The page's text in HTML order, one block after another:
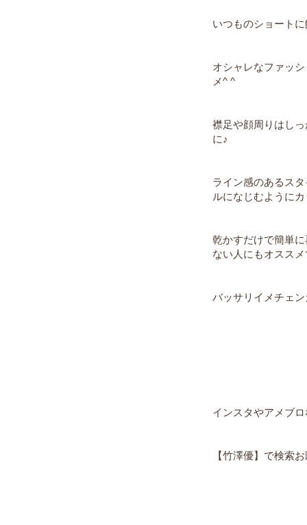
いつものショート
オシャレなファッ
メ^ ^
襟足や顔周りはし
に♪
ライン感のあるス
ルになじむように
乾かすだけで簡単
ない人にもオスス
バッサリイメチェ
インスタやアメブ
【竹澤優】で検索